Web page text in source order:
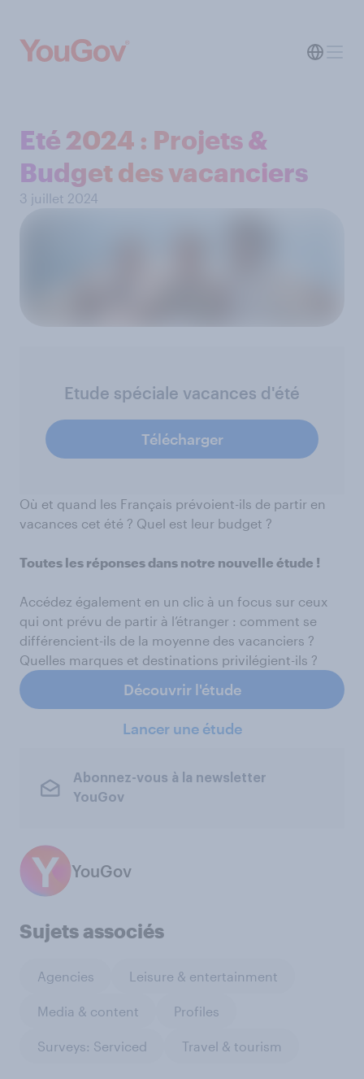
Eté 2024 : Projets &
Budget des vacanciers
3 juillet 2024
Etude spéciale vacances d'été
Télécharger
Où et quand les Français prévoient-ils de partir en
vacances cet été ? Quel est leur budget ?
Toutes les réponses dans notre nouvelle étude !
Accédez également en un clic à un focus sur ceux
qui ont prévu de partir à l’étranger : comment se
différencient-ils de la moyenne des vacanciers ?
Quelles marques et destinations privilégient-ils ?
Découvrir l'étude
Lancer une étude
Abonnez-vous à la newsletter
YouGov
YouGov
Sujets associés
Agencies Leisure & entertainment
Media & content Profiles
Surveys: Serviced Travel & tourism